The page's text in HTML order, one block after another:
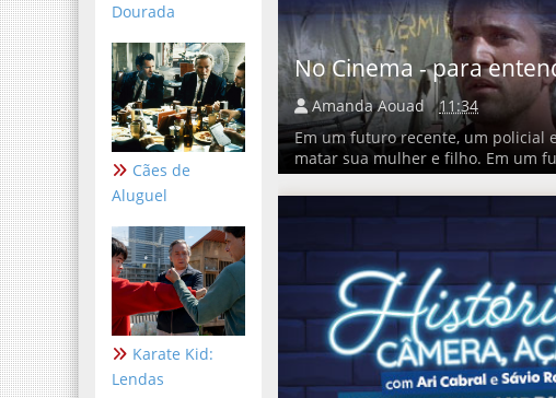
Dourada
Cães de
Aluguel
Karate Kid:
Lendas
No Cinema - para
Amanda Aouad
11:34
Em um futuro recente, um policial
matar sua mulher e filho. Em um